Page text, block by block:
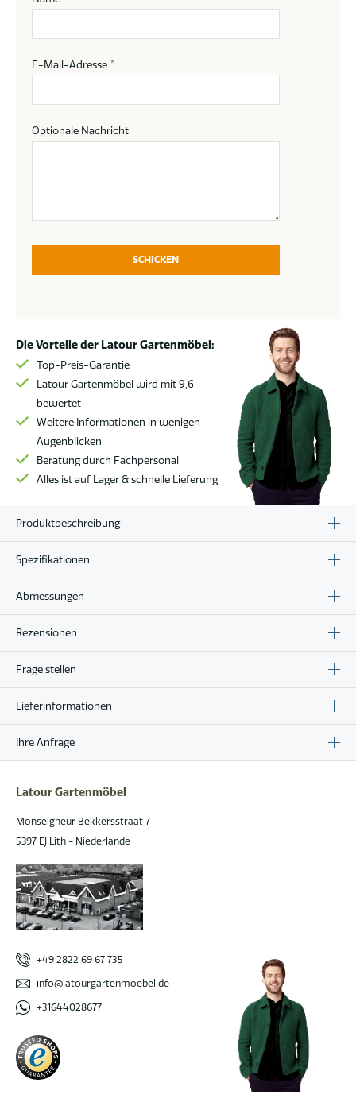
E-Mail-Adresse *
Optionale Nachricht
SCHICKEN
Die Vorteile der Latour Gartenmöbel:
Top-Preis-Garantie
Latour Gartenmöbel wird mit 9,6
bewertet
Weitere Informationen in wenigen
Augenblicken
Beratung durch Fachpersonal
Alles ist auf Lager & schnelle Lieferung
Produktbeschreibung
Spezifikationen
Abmessungen
Rezensionen
Frage stellen
Lieferinformationen
Ihre Anfrage
Latour Gartenmöbel
Monseigneur Bekkersstraat 7
5397 EJ Lith - Niederlande
+49 2822 69 67 735
info@latourgartenmoebel.de
+31644028677